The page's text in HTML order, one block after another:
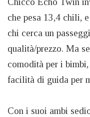
che pesa 13,4 chili,
chi cerca un
qualità/prezzo. Ma
comodità per i
facilità di guida per
Con i suoi ambi